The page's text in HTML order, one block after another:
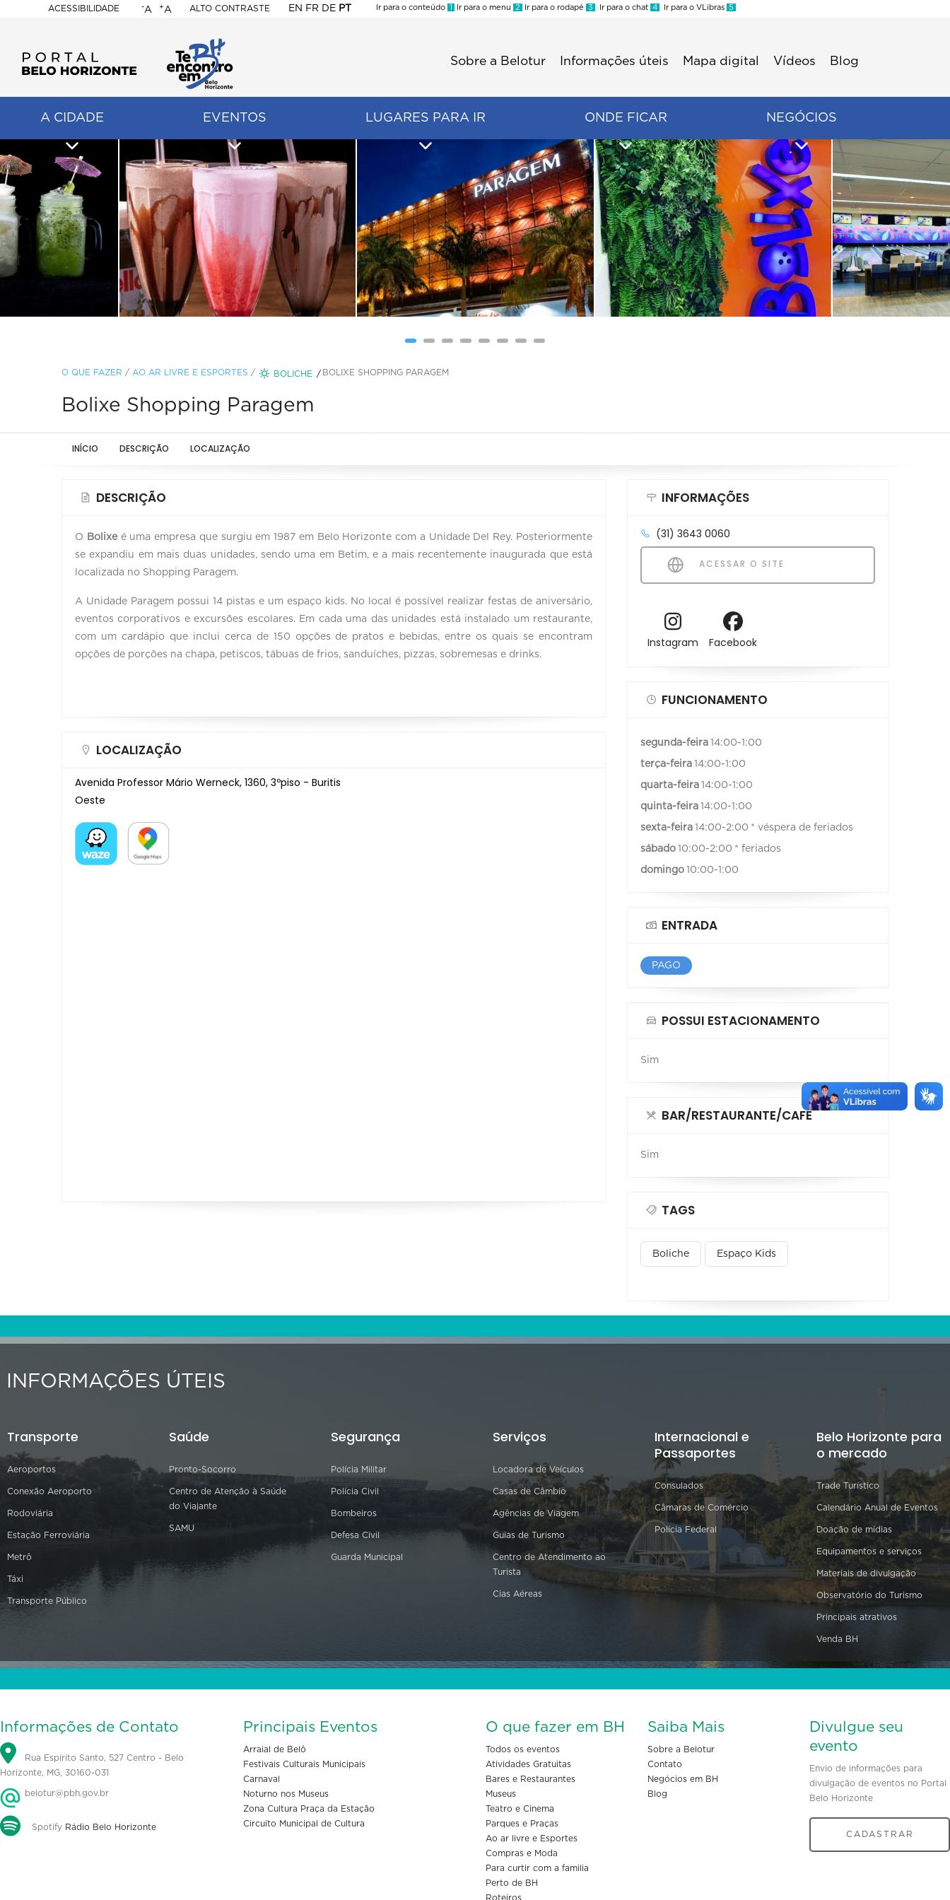
ACESSIBILIDADE
BELO
HORIZONTE
-A +A ALTO CONTRASTE EN FR DE PT
Ir para o conteúdo 1 Ir para o menu 2 Ir para o rodapé 3 Ir para o chat 4 Ir para o VLibras 5
Sobre a Belotur Informações úteis Mapa digital Vídeos Blog
A CIDADE EVENTOS LUGARES PARA IR ONDE FICAR NEGÓCIOS
O QUE FAZER / AO AR LIVRE E ESPORTES / BOLICHE BOLIXE SHOPPING PARAGEM
Bolixe Shopping Paragem
INÍCIO DESCRIÇÃO LOCALIZAÇÃO
DESCRIÇÃO
O Bolixeé uma empresa que surgiu em 1987 em Belo Horizonte com a Unidade Del Rey. Posteriormente
se expandiu em mais duas unidades, sendo uma em Betim, e a mais recentemente inaugurada que está
localizada no Shopping Paragem.
A Unidade Paragem possui 14 pistas e um espaço kids. No local é possível realizar festas de aniversário,
eventos corporativos e excursões escolares. Em cada uma das unidades está instalado um restaurante,
com um cardápio que inclui cerca de 150 opções de pratos e bebidas, entre os quais se encontram
opções de porções na chapa, petiscos, tábuas de frios, sanduíches, pizzas, sobremesas e drinks.
LOCALIZAÇÃO
Avenida Professor Mário Werneck, 1360, 3ºpiso - Buritis
Oeste
INFORMAÇÕES
(31) 3643 0060
ACESSAR O SITE
Instagram Facebook
FUNCIONAMENTO
segunda-feira 14:00-1:00
terça-feira 14:00-1:00
quarta-feira 14:00-1:00
quinta-feira 14:00-1:00
sexta-feira 14:00-2:00 * véspera de feriados
sábado 10:00-2:00 * feriados
domingo 10:00-1:00
ENTRADA
PAGO
POSSUI ESTACIONAMENTO
Sim
BAR/RESTAURANTE/CAFÉ
Sim
TAGS
Boliche Espaço Kids
INFORMAÇÕES ÚTEIS
Transporte
Aeroportos
Conexão Aeroporto
Rodoviária
Estação Ferroviária
Metrô
Táxi
Transporte Público
Saúde
Pronto-Socorro
Centro de Atenção à Saúde
do Viajante
SAMU
Segurança
Polícia Militar
Polícia Civil
Bombeiros
Defesa Civil
Guarda Municipal
Serviços
Locadora de Veículos
Casas de Câmbio
Agências de Viagem
Guias de Turismo
Centro de Atendimento ao
Turista
Cias Aéreas
Internacional e
Passaportes
Consulados
Câmaras de Comércio
Polícia Federal
Belo Horizonte para
o mercado
Trade Turístico
Calendário Anual de Eventos
Doação de mídias
Equipamentos e serviços
Materiais de divulgação
Observatório do Turismo
Principais atrativos
Venda BH
Informações de Contato
Rua Espírito Santo, 527 Centro - Belo
Horizonte, MG, 30160-031
belotur@pbh.gov.br
Spotify Rádio Belo Horizonte
Principais Eventos
Arraial de Belô
Festivais Culturais Municipais
Carnaval
Noturno nos Museus
Zona Cultura Praça da Estação
Circuito Municipal de Cultura
O que fazer em BH
Todos os eventos
Atividades Gratuitas
Bares e Restaurantes
Museus
Teatro e Cinema
Parques e Praças
Ao ar livre e Esportes
Compras e Moda
Para curtir com a familia
Perto de BH
Roteiros
Saiba Mais
Sobre a Belotur
Contato
Negócios em BH
Blog
Divulgue seu
evento
Envio de informações para
divulgação de eventos no Portal
Belo Horizonte
CADASTRAR